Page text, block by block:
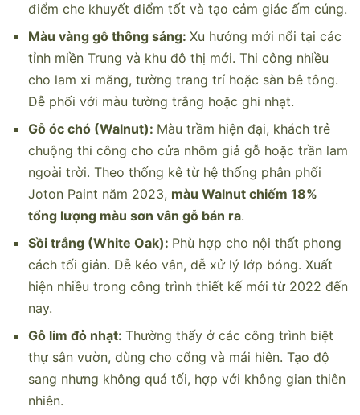
điểm che khuyết điểm tốt và tạo cảm giác ấm cúng.
Màu vàng gỗ thông sáng: Xu hướng mới nổi tại các
tỉnh miền Trung và khu đô thị mới. Thi công nhiều
cho lam xi măng, tường trang trí hoặc sàn bê tông.
Dễ phối với màu tường trắng hoặc ghi nhạt.
Gỗ óc chó (Walnut): Màu trầm hiện đại, khách trẻ
chuộng thi công cho cửa nhôm giả gỗ hoặc trần lam
ngoài trời. Theo thống kê từ hệ thống phân phối
Joton Paint năm 2023, màu Walnut chiếm 18%
tổng lượng màu sơn vân gỗ bán ra.
Sồi trắng (White Oak): Phù hợp cho nội thất phong
cách tối giản. Dễ kéo vân, dễ xử lý lớp bóng. Xuất
hiện nhiều trong công trình thiết kế mới từ 2022 đến
nay.
Gỗ lim đỏ nhạt: Thường thấy ở các công trình biệt
thự sân vườn, dùng cho cổng và mái hiên. Tạo độ
sang nhưng không quá tối, hợp với không gian thiên
nhiên.